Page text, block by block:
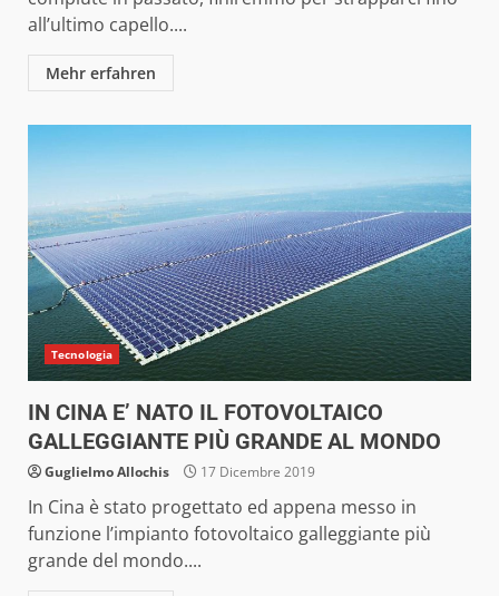
all’ultimo capello....
Mehr erfahren
Tecnologia
IN CINA E’ NATO IL FOTOVOLTAICO
GALLEGGIANTE PIÙ GRANDE AL MONDO
Guglielmo Allochis 17 Dicembre 2019
In Cina è stato progettato ed appena messo in
funzione l’impianto fotovoltaico galleggiante più
grande del mondo....